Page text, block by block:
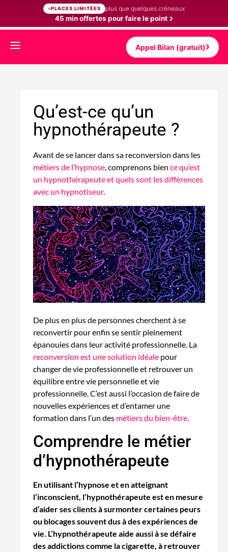
PLACES LIMITÉES
45 min offertes pour faire le point
plus que quelques créneaux
Appel Bilan (gratuit)
Qu’est-ce qu’un
hypnothérapeute ?
Avant de se lancer dans sa reconversion dans les
métiers de l’hypnose, comprenons bien ce qu’est
un hypnothérapeute et quels sont les différences
avec un hypnotiseur.
De plus en plus de personnes cherchent à se
reconvertir pour enfin se sentir pleinement
épanouies dans leur activité professionnelle. La
reconversion est une solution idéale pour
changer de vie professionnelle et retrouver un
équilibre entre vie personnelle et vie
professionnelle. C’est aussi l’occasion de faire de
nouvelles expériences et d’entamer une
formation dans l’un des métiers du bien-être.
Comprendre le métier
d’hypnothérapeute
En utilisant l’hypnose et en atteignant
l’inconscient, l’hypnothérapeute est en mesure
d’aider ses clients à surmonter certaines peurs
ou blocages souvent dus à des expériences de
vie. L’hypnothérapeute aide aussi à se défaire
des addictions comme la cigarette, à retrouver